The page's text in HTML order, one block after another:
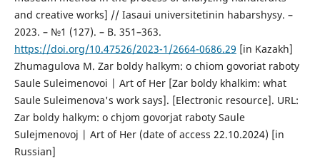
and creative works] // Iasaui universitetіnіn habarshysy. –
2023. – №1 (127). – B. 351–363.
https://doi.org/10.47526/2023-1/2664-0686.29 [in Kazakh]
Zhumagulova M. Zar boldy halkym: o chiom govoriat raboty
Saule Suleimenovoi | Art of Her [Zar boldy khalkim: what
Saule Suleimenova's work says]. [Electronic resource]. URL:
Zar boldy halkym: o chjom govorjat raboty Saule
Sulejmenovoj | Art of Her (date of access 22.10.2024) [in
Russian]